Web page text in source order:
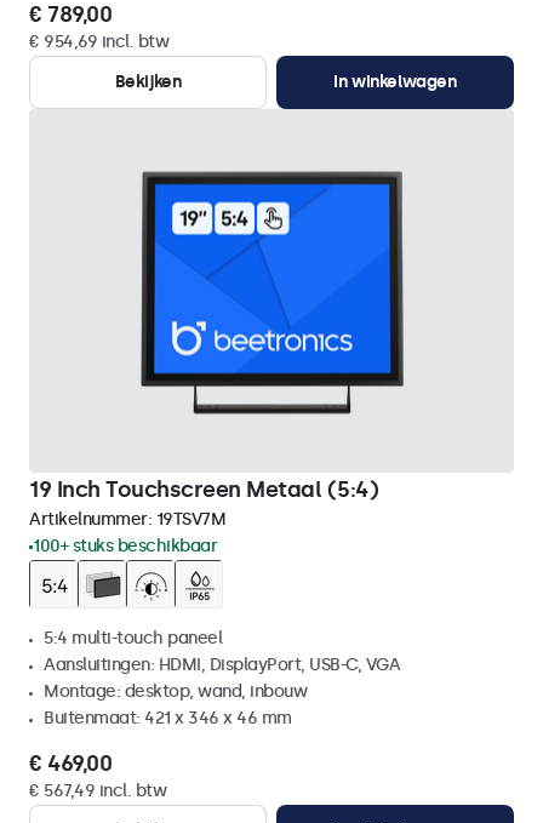
€ 789,00
€ 954,69 incl. btw
Bekijken
In winkelwagen
19 Inch Touchscreen Metaal (5:4)
Artikelnummer: 19TSV7M
100+ stuks beschikbaar
5:4 multi-touch paneel
Aansluitingen: HDMI, DisplayPort, USB-C, VGA
Montage: desktop, wand, inbouw
Buitenmaat: 421 x 346 x 46 mm
€ 469,00
€ 567,49 incl. btw